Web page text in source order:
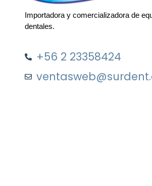
Importadora y comercializadora de
dentales.
+56 2 23358424